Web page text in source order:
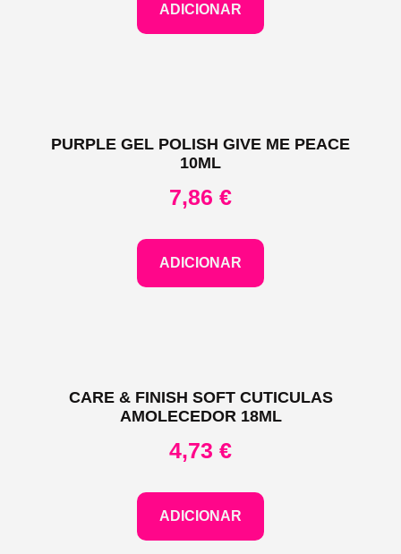
ADICIONAR
PURPLE GEL POLISH GIVE ME PEACE
10ML
7,86 €
ADICIONAR
CARE & FINISH SOFT CUTICULAS
AMOLECEDOR 18ML
4,73 €
ADICIONAR